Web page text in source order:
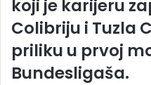
koji je karijeru
Colibriju i Tuzla
priliku u prvoj
Bundesligaša.